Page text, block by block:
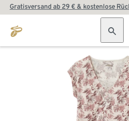
Gratisversand ab 29 € & kostenlose